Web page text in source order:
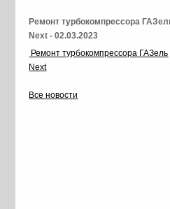
Ремонт турбокомпрессора
Next - 02.03.2023
Ремонт турбокомпрессора ГАЗель
Next
Все новости